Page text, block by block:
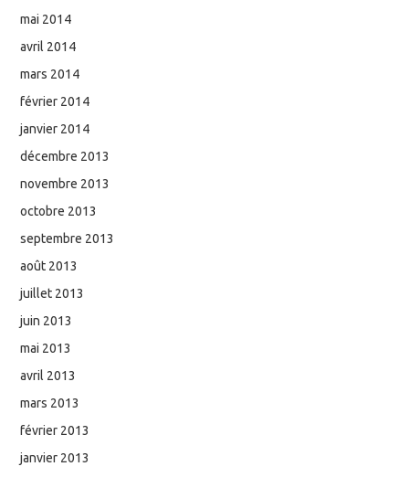
mai 2014
avril 2014
mars 2014
février 2014
janvier 2014
décembre 2013
novembre 2013
octobre 2013
septembre 2013
août 2013
juillet 2013
juin 2013
mai 2013
avril 2013
mars 2013
février 2013
janvier 2013